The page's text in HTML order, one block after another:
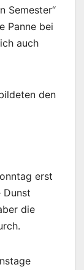
Semester“
Panne bei
auch
den
erst
Dunst
die